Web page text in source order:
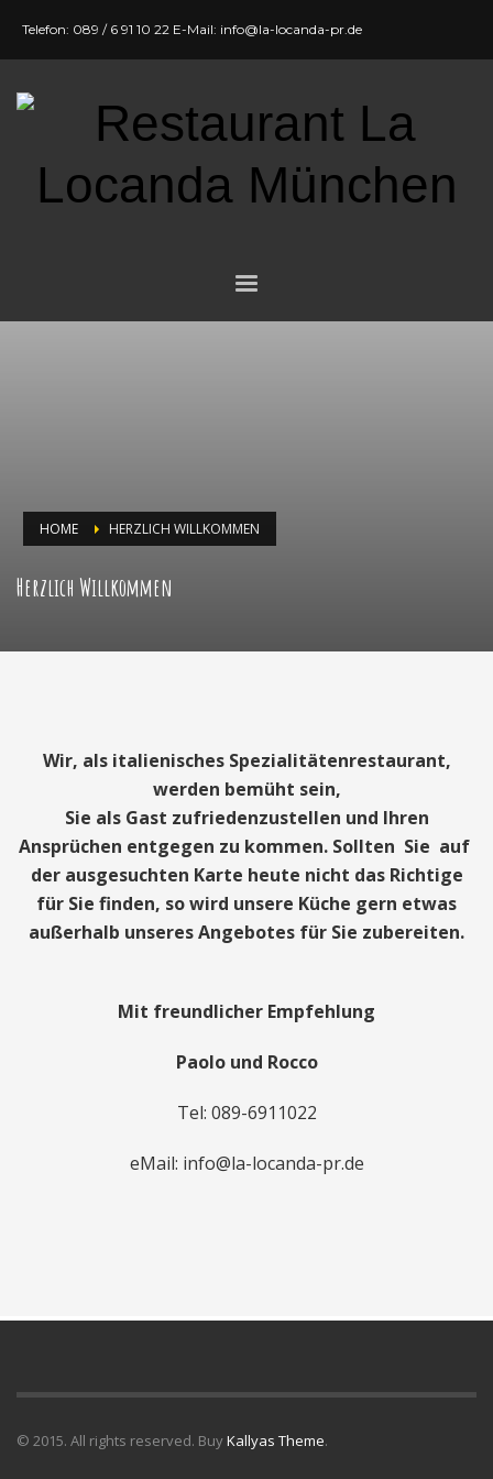
Telefon: 089 / 6 91 10 22 E-Mail: info@la-locanda-pr.de
HOME HERZLICH WILLKOMMEN
Herzlich Willkommen
Wir, als italienisches Spezialitätenrestau­rant,
werden bemüht sein,
Sie als Gast zufriedenzustellen und Ihren
Ansprüchen entgegen zu kommen. Sollten Sie auf
der ausgesuchten Karte heute nicht das Richti­ge
für Sie finden, so wird unsere Küche gern etwas
außerhalb unseres Angebotes für Sie zubereiten.
Mit freundlicher Empfehlung
Paolo und Rocco
Tel: 089-6911022
eMail: info@la-locanda-pr.de
© 2015. All rights reserved. BuyKallyas Theme.